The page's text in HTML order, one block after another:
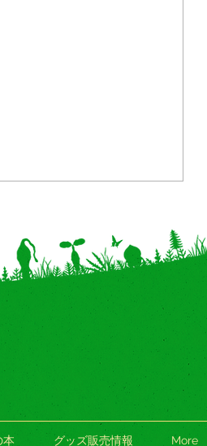
"こびと百貨店”
（土）〜開催！
本 グッズ販売情報 More